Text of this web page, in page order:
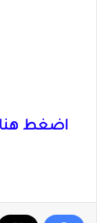
اضغط هنا